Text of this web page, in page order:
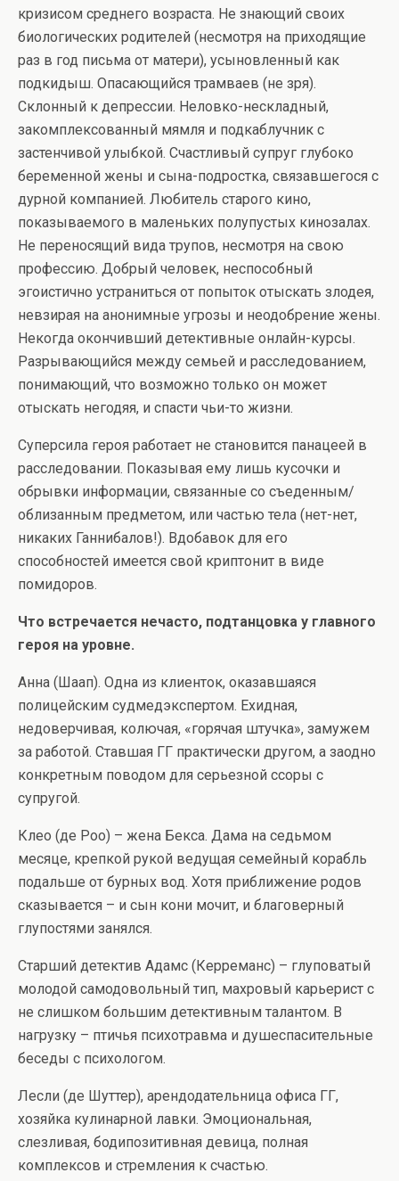
кризисом среднего возраста. Не знающий своих
биологических родителей (несмотря на приходящие
раз в год письма от матери), усыновленный как
подкидыш. Опасающийся трамваев (не зря).
Склонный к депрессии. Неловко-нескладный,
закомплексованный мямля и подкаблучник с
застенчивой улыбкой. Счастливый супруг глубоко
беременной жены и сына-подростка, связавшегося с
дурной компанией. Любитель старого кино,
показываемого в маленьких полупустых кинозалах.
Не переносящий вида трупов, несмотря на свою
профессию. Добрый человек, неспособный
эгоистично устраниться от попыток отыскать злодея,
невзирая на анонимные угрозы и неодобрение жены.
Некогда окончивший детективные онлайн-курсы.
Разрывающийся между семьей и расследованием,
понимающий, что возможно только он может
отыскать негодяя, и спасти чьи-то жизни.
Суперсила героя работает не становится панацеей в
расследовании. Показывая ему лишь кусочки и
обрывки информации, связанные со съеденным/
облизанным предметом, или частью тела (нет-нет,
никаких Ганнибалов!). Вдобавок для его
способностей имеется свой криптонит в виде
помидоров.
Что встречается нечасто, подтанцовка у главного
героя на уровне.
Анна (Шаап). Одна из клиенток, оказавшаяся
полицейским судмедэкспертом. Ехидная,
недоверчивая, колючая, «горячая штучка», замужем
за работой. Ставшая ГГ практически другом, а заодно
конкретным поводом для серьезной ссоры с
супругой.
Клео (де Роо) – жена Бекса. Дама на седьмом
месяце, крепкой рукой ведущая семейный корабль
подальше от бурных вод. Хотя приближение родов
сказывается – и сын кони мочит, и благоверный
глупостями занялся.
Старший детектив Адамс (Керреманс) – глуповатый
молодой самодовольный тип, махровый карьерист с
не слишком большим детективным талантом. В
нагрузку – птичья психотравма и душеспасительные
беседы с психологом.
Лесли (де Шуттер), арендодательница офиса ГГ,
хозяйка кулинарной лавки. Эмоциональная,
слезливая, бодипозитивная девица, полная
комплексов и стремления к счастью.